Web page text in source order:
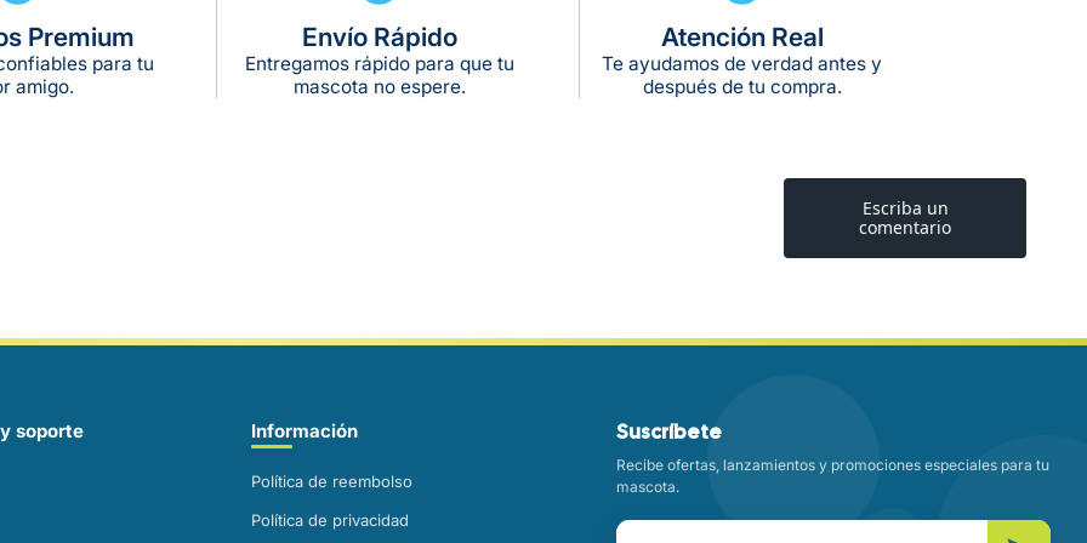
Premium
para tu
amigo.
Envío Rápido
Entregamos rápido para que tu
mascota no espere.
Atención Real
Te ayudamos de verdad antes y
después de tu compra.
soporte Información
Política de reembolso
Política de privacidad
Suscríbete
Recibe ofertas, lanzamientos y promociones especiales para tu
mascota.